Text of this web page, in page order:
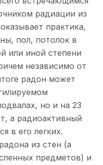
радиации из
практика,
пол, потолок в
или иной степени
независимо от
радон может
но и на 23
а радиоактивный
в его легких.
из стен (а
предметов) и